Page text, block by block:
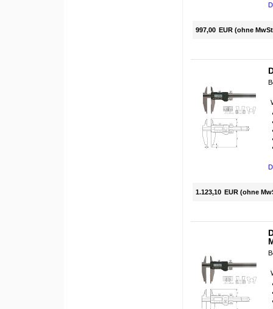
997,00 EUR (ohne
1.123,10 EUR (ohne